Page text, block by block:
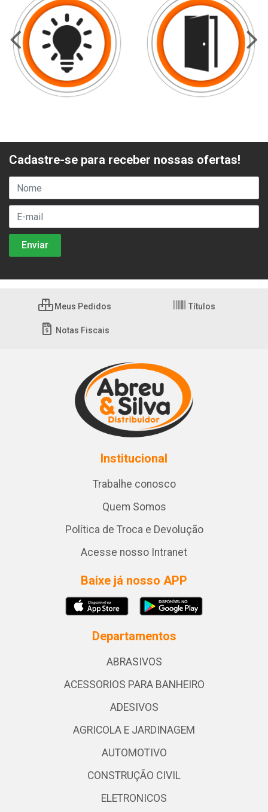
Cadastre-se para receber nossas ofertas!
Meus Pedidos Títulos
Notas Fiscais
Institucional
Trabalhe conosco
Quem Somos
Política de Troca e Devolução
Acesse nosso Intranet
Baixe já nosso APP
Departamentos
ABRASIVOS
ACESSORIOS PARA BANHEIRO
ADESIVOS
AGRICOLA E JARDINAGEM
AUTOMOTIVO
CONSTRUÇÃO CIVIL
ELETRONICOS